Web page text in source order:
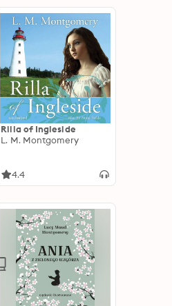
Rilla of Ingleside
L. M. Montgomery
4.4